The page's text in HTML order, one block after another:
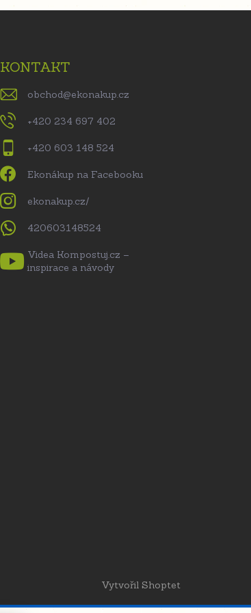
KONTAKT
obchod@ekonakup.cz
+420 234 697 402
+420 603 148 524
Ekonákup na Facebooku
ekonakup.cz/
420603148524
Videa Kompostuj.cz –
inspirace a návody
Vytvořil Shoptet